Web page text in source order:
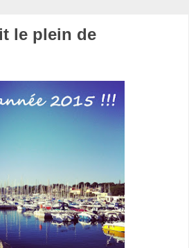
le plein de